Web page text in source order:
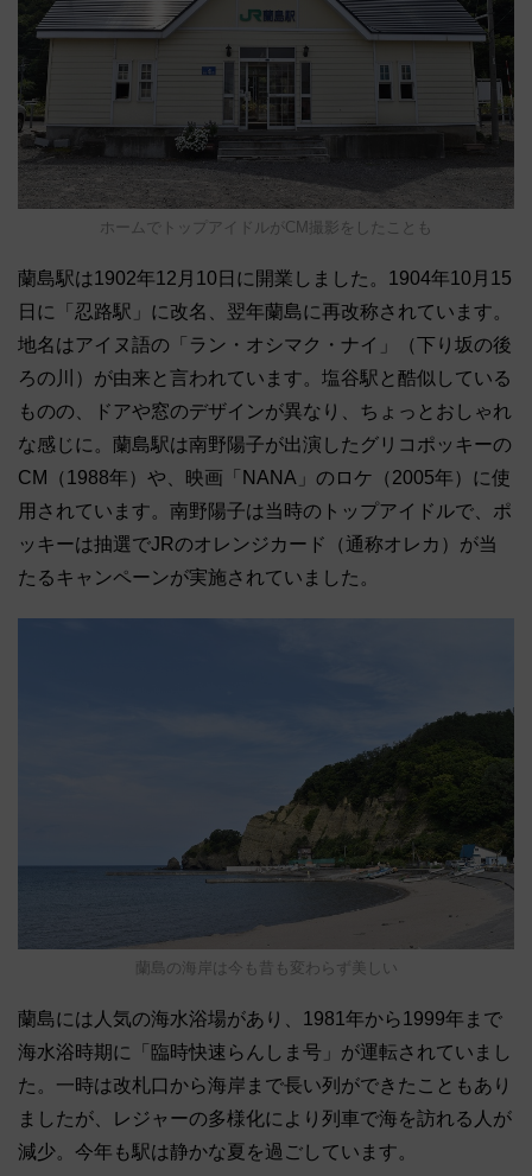
ホームでトップアイドルがCM撮影をしたことも
蘭島駅は1902年12月10日に開業しました。1904年10月15
日に「忍路駅」に改名、翌年蘭島に再改称されています。
地名はアイヌ語の「ラン・オシマク・ナイ」（下り坂の後
ろの川）が由来と言われています。塩谷駅と酷似している
ものの、ドアや窓のデザインが異なり、ちょっとおしゃれ
な感じに。蘭島駅は南野陽子が出演したグリコポッキーの
CM（1988年）や、映画「NANA」のロケ（2005年）に使
用されています。南野陽子は当時のトップアイドルで、ポ
ッキーは抽選でJRのオレンジカード（通称オレカ）が当
たるキャンペーンが実施されていました。
蘭島の海岸は今も昔も変わらず美しい
蘭島には人気の海水浴場があり、1981年から1999年まで
海水浴時期に「臨時快速らんしま号」が運転されていまし
た。一時は改札口から海岸まで長い列ができたこともあり
ましたが、レジャーの多様化により列車で海を訪れる人が
減少。今年も駅は静かな夏を過ごしています。